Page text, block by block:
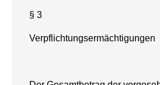
§ 3
Verpflichtungsermächtigungen